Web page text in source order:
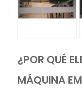
¿POR QUÉ
MÁQUINA